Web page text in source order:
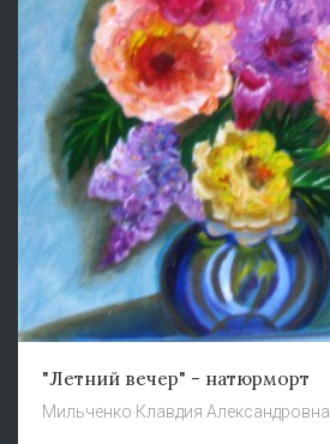
"Летний вечер" - натюрморт
Мильченко Клавдия Александровна